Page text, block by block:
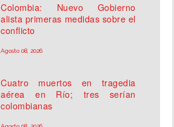
Colombia: Nuevo Gobierno
alista primeras medidas sobre el
conflicto
Agosto 08, 2026
Cuatro muertos en tragedia
aérea en Río; tres serían
colombianas